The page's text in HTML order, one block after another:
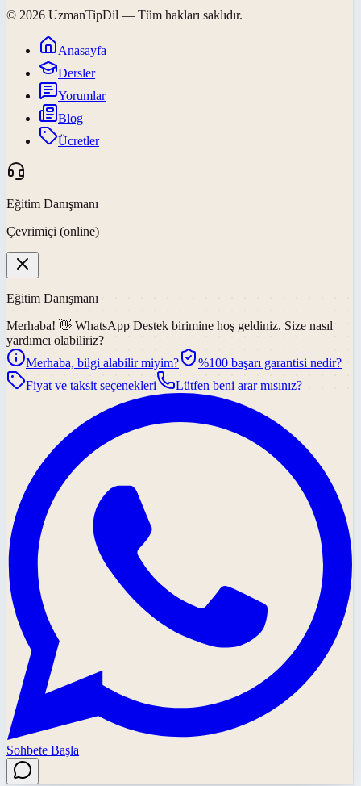
© 2026 UzmanTipDil — Tüm hakları saklıdır.
Anasayfa
Dersler
Yorumlar
Blog
Ücretler
Eğitim Danışmanı
Çevrimiçi (online)
Eğitim Danışmanı
Merhaba! 👋 WhatsApp Destek birimine hoş geldiniz. Size nasıl
yardımcı olabiliriz?
Merhaba, bilgi alabilir miyim?
%100 başarı garantisi nedir?
Fiyat ve taksit seçenekleri
Lütfen beni arar mısınız?
Sohbete Başla